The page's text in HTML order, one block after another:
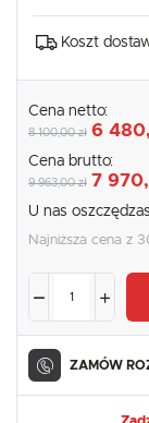
Koszt
Cena netto:
8 100,00 zł 6
Cena brutto:
9 963,00 zł 7
U nas
Najniższa cena z
ZAMÓW